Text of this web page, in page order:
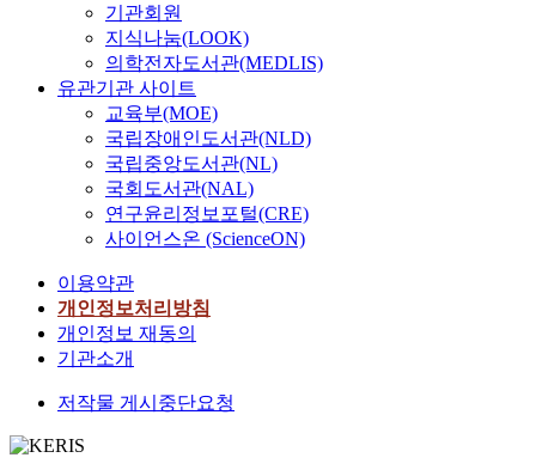
기관회원
지식나눔(LOOK)
의학전자도서관(MEDLIS)
유관기관 사이트
교육부(MOE)
국립장애인도서관(NLD)
국립중앙도서관(NL)
국회도서관(NAL)
연구윤리정보포털(CRE)
사이언스온 (ScienceON)
이용약관
개인정보처리방침
개인정보 재동의
기관소개
저작물 게시중단요청